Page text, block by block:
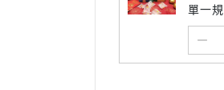
單一